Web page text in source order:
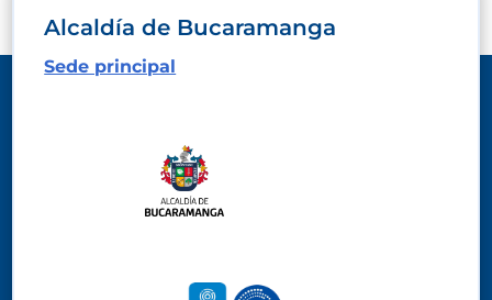
Alcaldía de Bucaramanga
Sede principal